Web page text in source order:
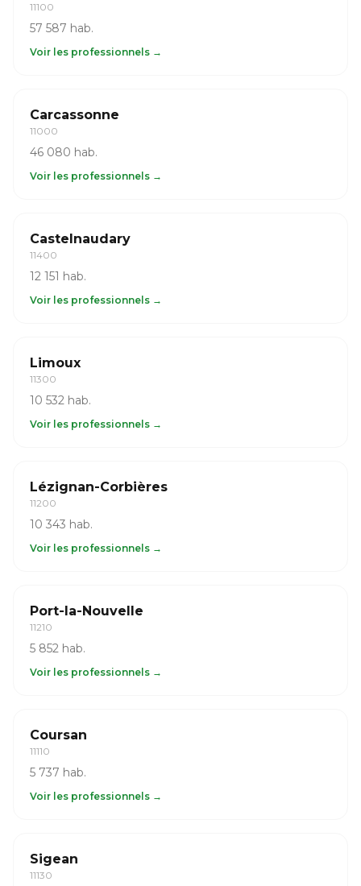
11100
57 587 hab.
Voir les professionnels →
Carcassonne
11000
46 080 hab.
Voir les professionnels →
Castelnaudary
11400
12 151 hab.
Voir les professionnels →
Limoux
11300
10 532 hab.
Voir les professionnels →
Lézignan-Corbières
11200
10 343 hab.
Voir les professionnels →
Port-la-Nouvelle
11210
5 852 hab.
Voir les professionnels →
Coursan
11110
5 737 hab.
Voir les professionnels →
Sigean
11130